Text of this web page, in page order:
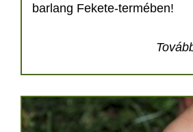
barlang Fekete-termében!